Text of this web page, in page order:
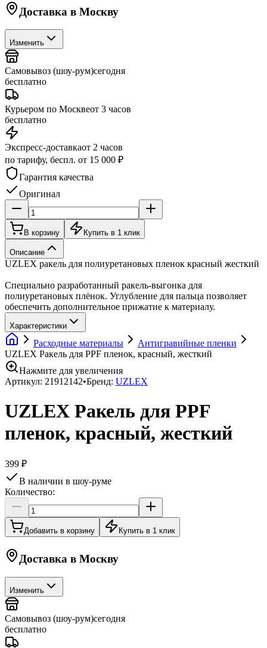
Доставка в Москву
Изменить
Самовывоз (шоу-рум)сегодня
бесплатно
Курьером по Москвеот 3 часов
бесплатно
Экспресс-доставкаот 2 часов
по тарифу, беспл. от 15 000 ₽
Гарантия качества
Оригинал
В корзину Купить в 1 клик
Описание
UZLEX ракель для полиуретановых пленок красный жесткий
Специально разработанный ракель-выгонка для
полиуретановых плёнок. Углубление для пальца позволяет
обеспечить дополнительное прижатие к материалу.
Характеристики
Расходные материалы
Антигравийные пленки
UZLEX Ракель для PPF пленок, красный, жесткий
Нажмите для увеличения
Артикул: 21912142•Бренд: UZLEX
UZLEX Ракель для PPF
пленок, красный, жесткий
399 ₽
В наличии в шоу-руме
Количество:
Добавить в корзину Купить в 1 клик
Доставка в Москву
Изменить
Самовывоз (шоу-рум)сегодня
бесплатно